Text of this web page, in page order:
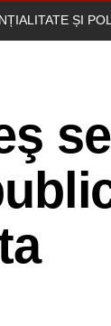
ȘI
se